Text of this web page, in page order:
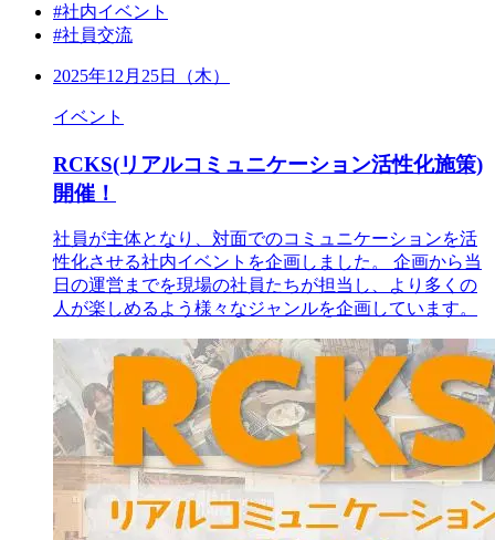
#社内イベント
#社員交流
2025年12月25日（木）
イベント
RCKS(リアルコミュニケーション活性化施策)
開催！
社員が主体となり、対面でのコミュニケーションを活
性化させる社内イベントを企画しました。 企画から当
日の運営までを現場の社員たちが担当し、より多くの
人が楽しめるよう様々なジャンルを企画しています。